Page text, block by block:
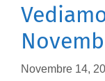
Novembre 14,